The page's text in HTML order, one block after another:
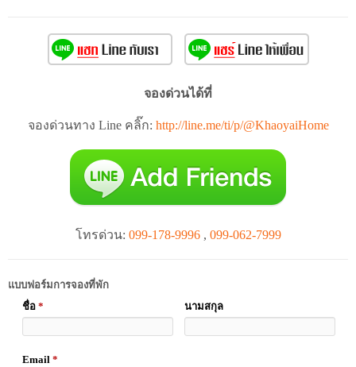
จองด่วนได้ที่
จองด่วนทาง Line คลิ๊ก: http://line.me/ti/p/@KhaoyaiHome
โทรด่วน: 099-178-9996, 099-062-7999
แบบฟอร์มการจองที่พัก
ชื่อ * นามสกุล
Email *